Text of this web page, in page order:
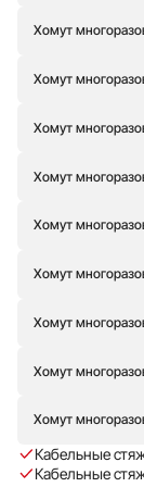
Хомут
Хомут
Хомут
Хомут
Хомут
Хомут
Хомут
Хомут
Хомут
Кабельные
Кабельные